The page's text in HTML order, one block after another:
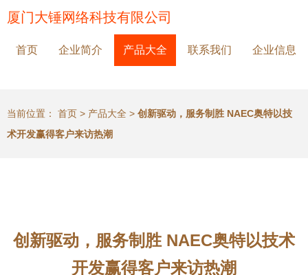
厦门大锤网络科技有限公司
首页 企业简介 产品大全 联系我们 企业信息
当前位置： 首页 > 产品大全 > 创新驱动，服务制胜 NAEC奥特以技
术开发赢得客户来访热潮
创新驱动，服务制胜 NAEC奥特以技术
开发赢得客户来访热潮